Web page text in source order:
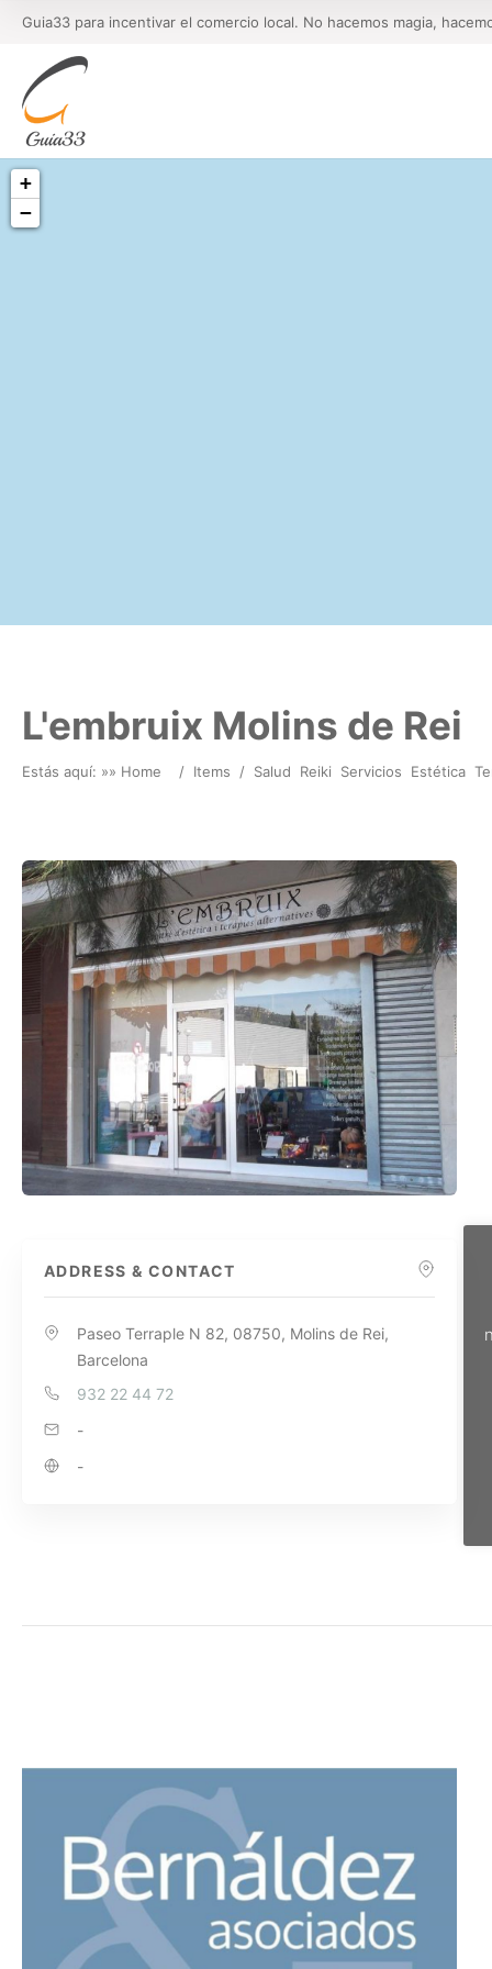
Guia33 para incentivar el comercio local. No hacemos magia,
+
−
L'embruix Molins de Rei
Estás aquí: »» Home / Items / Salud Reiki Servicios Estética
ADDRESS & CONTACT
Paseo Terraple N 82, 08750, Molins de Rei,
Barcelona
932 22 44 72
-
-